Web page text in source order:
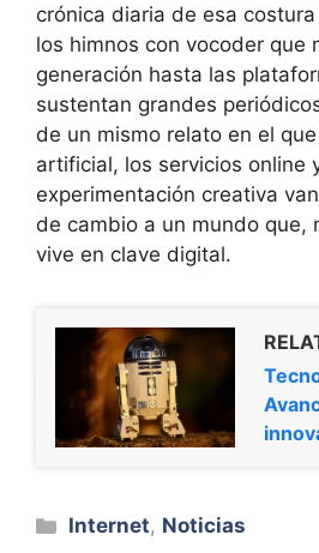
crónica diaria de esa
los himnos con vocoder que
generación hasta las
sustentan grandes
de un mismo relato en el
artificial, los servicios online
experimentación creativa
de cambio a un mundo que,
vive en clave digital.
Categorías
Internet, Noticias